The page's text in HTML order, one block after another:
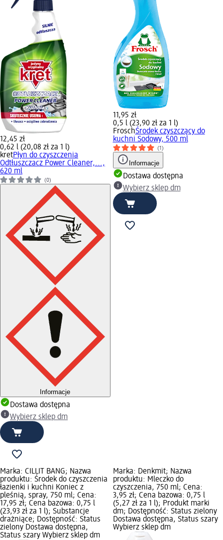
12,45 zł
0,62 l (20,08 zł za 1 l)
kretPłyn do czyszczenia
Odtłuszczacz Power Cleaner,...,
620 ml
(0)
Informacje
Dostawa dostępna
Wybierz sklep dm
11,95 zł
0,5 l (23,90 zł za 1 l)
FroschŚrodek czyszczący do
kuchni Sodowy, 500 ml
(1)
Informacje
Dostawa dostępna
Wybierz sklep dm
Marka: CILLIT BANG; Nazwa
produktu: Środek do czyszczenia
łazienki i kuchni Koniec z
pleśnią, spray, 750 ml; Cena:
17,95 zł; Cena bazowa: 0,75 l
(23,93 zł za 1 l); Substancje
drażniące; Dostępność: Status
zielony Dostawa dostępna,
Status szary Wybierz sklep dm
Marka: Denkmit; Nazwa
produktu: Mleczko do
czyszczenia, 750 ml; Cena:
3,95 zł; Cena bazowa: 0,75 l
(5,27 zł za 1 l); Produkt marki
dm; Dostępność: Status zielony
Dostawa dostępna, Status szary
Wybierz sklep dm